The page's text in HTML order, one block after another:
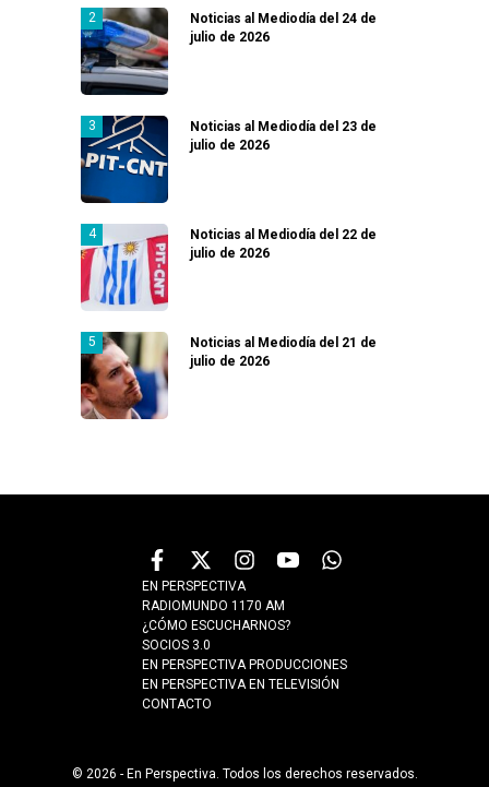
Noticias al Mediodía del 24 de
julio de 2026
Noticias al Mediodía del 23 de
julio de 2026
Noticias al Mediodía del 22 de
julio de 2026
Noticias al Mediodía del 21 de
julio de 2026
EN PERSPECTIVA
RADIOMUNDO 1170 AM
¿CÓMO ESCUCHARNOS?
SOCIOS 3.0
EN PERSPECTIVA PRODUCCIONES
EN PERSPECTIVA EN TELEVISIÓN
CONTACTO
© 2026 - En Perspectiva. Todos los derechos reservados.